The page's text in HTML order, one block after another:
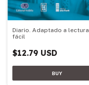
Diario. Adaptado a lectura
fácil
$12.79 USD